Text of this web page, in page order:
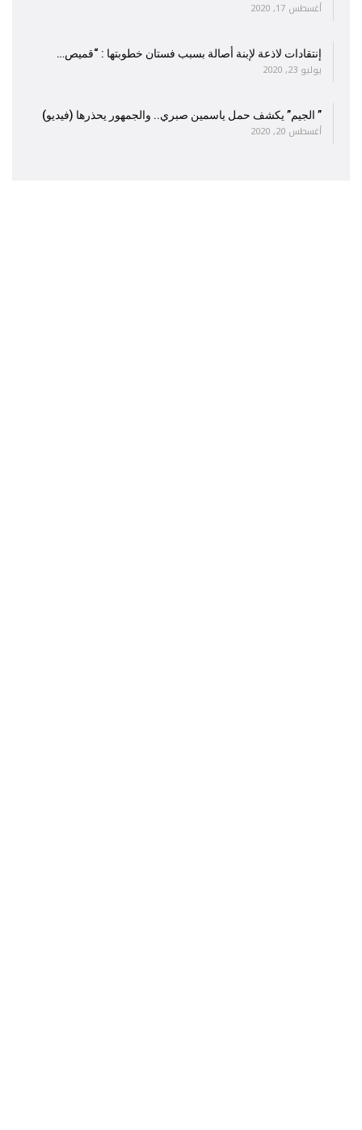
أغسطس 17, 2020
إنتقادات لاذعة لإبنة أصالة بسبب فستان خطوبتها : “قميص…
يوليو 23, 2020
” الجيم” يكشف حمل ياسمين صبري.. والجمهور يحذرها (فيديو)
أغسطس 20, 2020